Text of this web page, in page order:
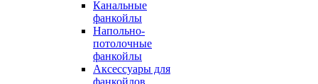
Канальные
фанкойлы
Напольно-
потолочные
фанкойлы
Аксессуары для
фанкойлов